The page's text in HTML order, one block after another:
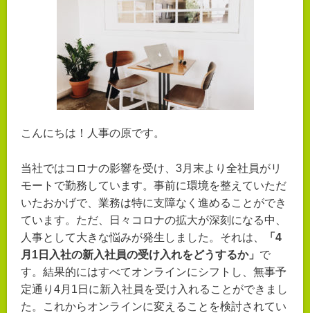
こんにちは！人事の原です。
当社ではコロナの影響を受け、3月末より全社員がリ
モートで勤務しています。事前に環境を整えていただ
いたおかげで、業務は特に支障なく進めることができ
ています。ただ、日々コロナの拡大が深刻になる中、
人事として大きな悩みが発生しました。それは、
「4
月1日入社の新入社員の受け入れをどうするか」 で
す。結果的にはすべてオンラインにシフトし、無事予
定通り4月1日に新入社員を受け入れることができまし
た。これからオンラインに変えることを検討されてい